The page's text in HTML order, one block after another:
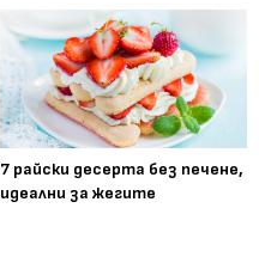
7 райски десерта без печене,
идеални за жегите